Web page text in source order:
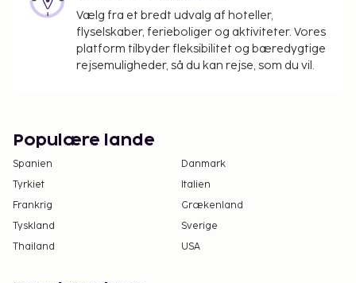
Vælg fra et bredt udvalg af hoteller,
flyselskaber, ferieboliger og aktiviteter. Vores
platform tilbyder fleksibilitet og bæredygtige
rejsemuligheder, så du kan rejse, som du vil.
Populære lande
Spanien
Danmark
Tyrkiet
Italien
Frankrig
Grækenland
Tyskland
Sverige
Thailand
USA